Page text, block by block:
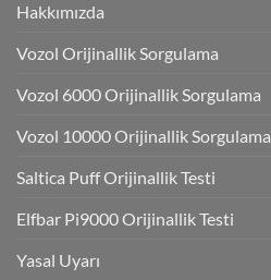
Hakkımızda
Vozol Orijinallik Sorgulama
Vozol 6000 Orijinallik Sorgulama
Vozol 10000 Orijinallik Sorgulama
Saltica Puff Orijinallik Testi
Elfbar Pi9000 Orijinallik Testi
Yasal Uyarı